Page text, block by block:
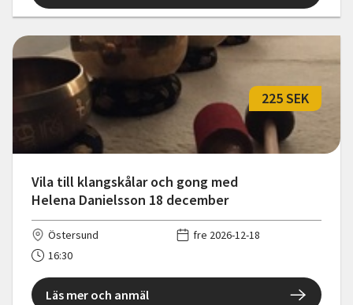
Vila till klangskålar och gong med
Helena Danielsson 18 december
225 SEK
Östersund
fre 2026-12-18
16:30
Läs mer och anmäl